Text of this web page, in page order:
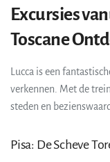
Excursies
Toscane
Lucca is een
verkennen. Met de
steden en
Pisa: De Scheve